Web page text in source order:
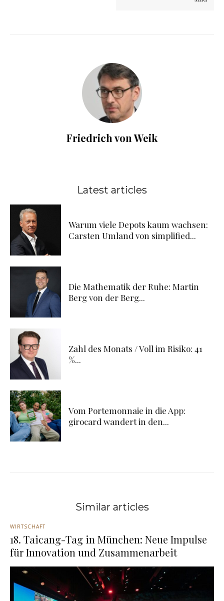
Friedrich von Weik
Latest articles
Warum viele Depots kaum wachsen:
Carsten Umland von simplified...
Die Mathematik der Ruhe: Martin
Berg von der Berg...
Zahl des Monats / Voll im Risiko: 41
%...
Vom Portemonnaie in die App:
girocard wandert in den...
Similar articles
WIRTSCHAFT
18. Taicang-Tag in München: Neue Impulse
für Innovation und Zusammenarbeit